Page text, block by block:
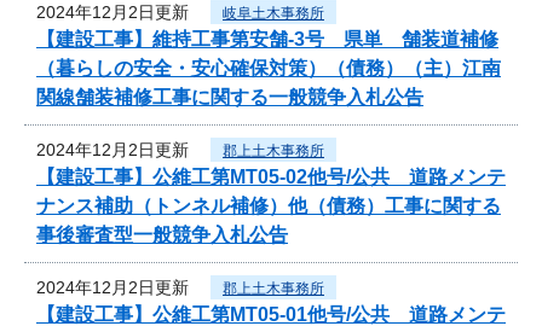
2024年12月2日更新 岐阜土木事務所
【建設工事】維持工事第安舗-3号 県単 舗装道補修
（暮らしの安全・安心確保対策）（債務）（主）江南
関線舗装補修工事に関する一般競争入札公告
2024年12月2日更新 郡上土木事務所
【建設工事】公維工第MT05-02他号/公共 道路メンテ
ナンス補助（トンネル補修）他（債務）工事に関する
事後審査型一般競争入札公告
2024年12月2日更新 郡上土木事務所
【建設工事】公維工第MT05-01他号/公共 道路メンテ